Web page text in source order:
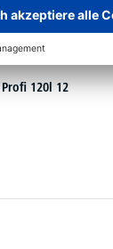
120l 12